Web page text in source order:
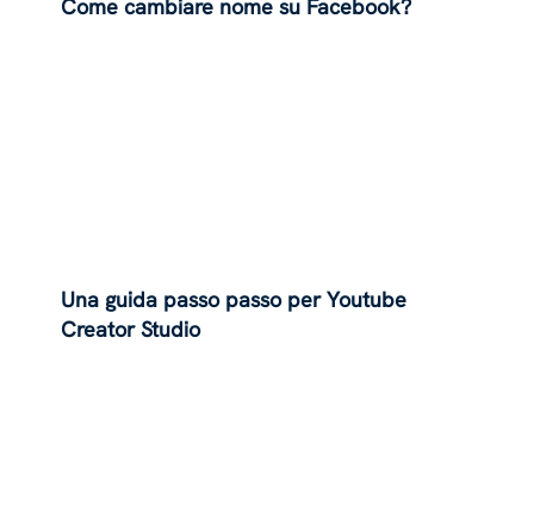
Come cambiare nome su Facebook?
Una guida passo passo per Youtube
Creator Studio